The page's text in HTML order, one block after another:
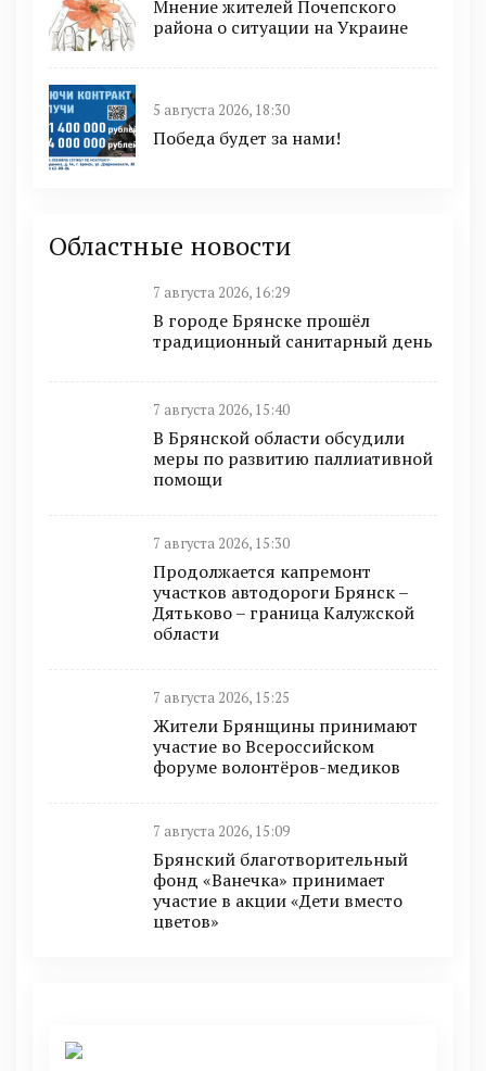
Мнение жителей Почепского
района о ситуации на Украине
5 августа 2026, 18:30
Победа будет за нами!
Областные новости
7 августа 2026, 16:29
В городе Брянске прошёл
традиционный санитарный день
7 августа 2026, 15:40
В Брянской области обсудили
меры по развитию паллиативной
помощи
7 августа 2026, 15:30
Продолжается капремонт
участков автодороги Брянск –
Дятьково – граница Калужской
области
7 августа 2026, 15:25
Жители Брянщины принимают
участие во Всероссийском
форуме волонтёров-медиков
7 августа 2026, 15:09
Брянский благотворительный
фонд «Ванечка» принимает
участие в акции «Дети вместо
цветов»